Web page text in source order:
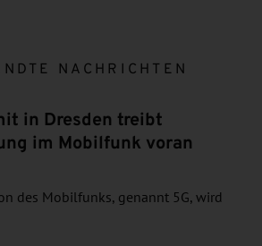
NACHRICHTEN
in Dresden treibt
im Mobilfunk voran
des Mobilfunks, genannt 5G, wird